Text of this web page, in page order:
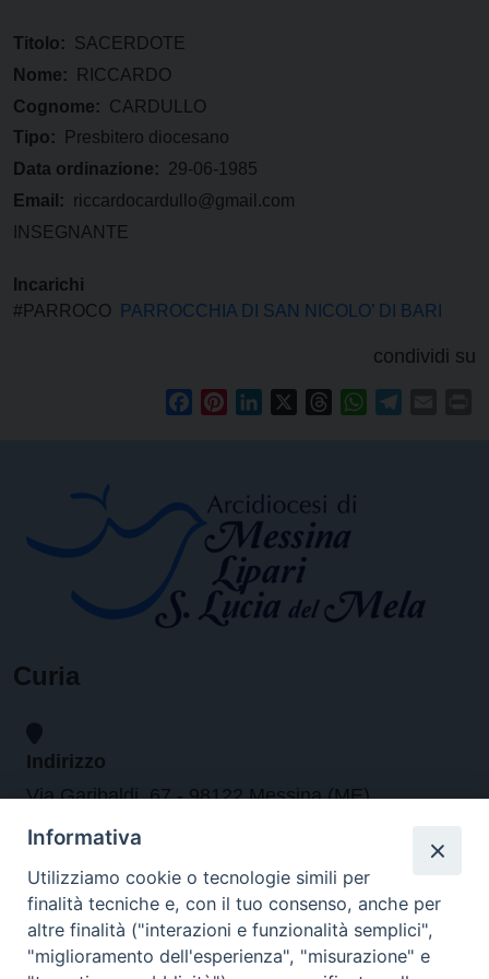
Titolo: SACERDOTE
Nome:
RICCARDO
Cognome: CARDULLO
Tipo:
Presbitero diocesano
Data ordinazione: 29-06-1985
Email: riccardocardullo@gmail.com
INSEGNANTE
Incarichi
#PARROCO
PARROCCHIA DI SAN NICOLO’ DI BARI
condividi su
FacebookPinterestLinkedIn ThreadsWhatsApp
Curia
Indirizzo
Via Garibaldi, 67 - 98122 Messina (ME)
Orari
da lunedi al venerdi dalle ore 9.30 alle 12.30
Informativa
Utilizziamo cookie o tecnologie simili per
finalità tecniche e, con il tuo consenso, anche per
altre finalità ("interazioni e funzionalità semplici",
"miglioramento dell'esperienza", "misurazione" e